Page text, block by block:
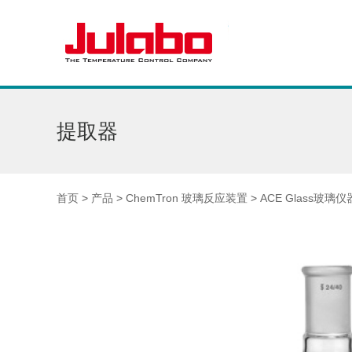
提取器
首页 > 产品 > ChemTron 玻璃反应装置 > ACE Glass玻璃仪